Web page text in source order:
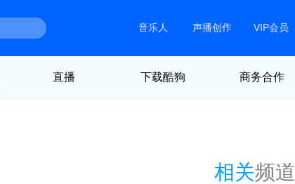
音乐人 声播创作 VIP会员
直播 下载酷狗 商务合作
相关频道